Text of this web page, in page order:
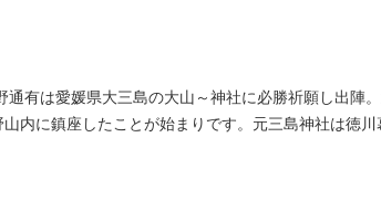
有は愛媛県大三島の大山～神社に必勝祈願し出陣
内に鎮座したことが始まりです。元三島神社は徳川